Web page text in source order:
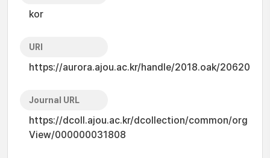
kor
URI
https://aurora.ajou.ac.kr/handle/2018.oak/20620
Journal URL
https://dcoll.ajou.ac.kr/dcollection/common/org
View/000000031808